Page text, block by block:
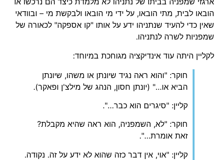
לבית, מתי הובאו, על ידי מי הובאו ולבקשת מי – ובוודאי
כדי להעיד שנתניהו ידע על אותו "קו אספקה" לכאורה של
לשרה לנתניהו.
היתה עוד אינדיקציה מגוחכת במיוחד:
חוקר: "והוא ראה נגיד שיונתן או משהו, שיונתן
הביא או…" (יונתן חסון, הנהג של מילצ'ן ופאקר).
קליין: "סיגרים הוא כבר…".
חוקר: "לא, השמפניה, הוא ראה שהיא מקבלת?
זאת אומרת…".
קליין: "אוי, אין דבר כזה שהוא לא ידע על זה. נקודה.